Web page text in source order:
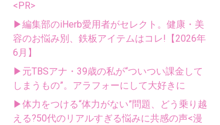
<PR>
▶編集部のiHerb愛用者がセレクト。健康・美
容のお悩み別、鉄板アイテムはコレ!【2026年
6月】
▶元TBSアナ・39歳の私が“ついつい課金して
しまうもの”。アラフォーにして大好きに
▶体力をつける“体力がない”問題、どう乗り越
える?50代のリアルすぎる悩みに共感の声<漫